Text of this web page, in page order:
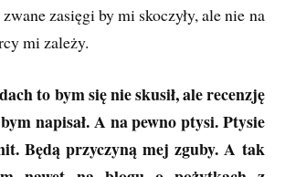
zasięgi by mi skoczyły, ale nie na
mi zależy.
to bym się nie skusił, ale recenzję
napisał. A na pewno ptysi. Ptysie
Będą przyczyną mej zguby. A tak